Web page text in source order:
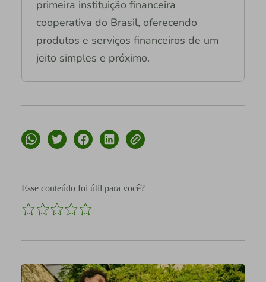
primeira instituição financeira
cooperativa do Brasil, oferecendo
produtos e serviços financeiros de um
jeito simples e próximo.
Esse conteúdo foi útil para você?